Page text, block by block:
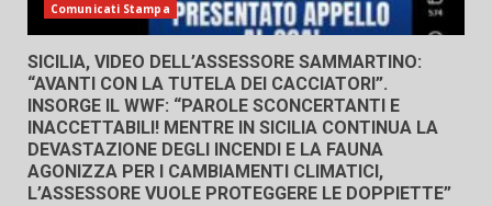
Comunicati Stampa
SICILIA, VIDEO DELL’ASSESSORE SAMMARTINO:
“AVANTI CON LA TUTELA DEI CACCIATORI”.
INSORGE IL WWF: “PAROLE SCONCERTANTI E
INACCETTABILI! MENTRE IN SICILIA CONTINUA LA
DEVASTAZIONE DEGLI INCENDI E LA FAUNA
AGONIZZA PER I CAMBIAMENTI CLIMATICI,
L’ASSESSORE VUOLE PROTEGGERE LE DOPPIETTE”